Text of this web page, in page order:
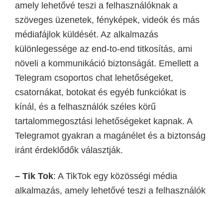
amely lehetővé teszi a felhasználóknak a
szöveges üzenetek, fényképek, videók és más
médiafájlok küldését. Az alkalmazás
különlegessége az end-to-end titkosítás, ami
növeli a kommunikáció biztonságát. Emellett a
Telegram csoportos chat lehetőségeket,
csatornákat, botokat és egyéb funkciókat is
kínál, és a felhasználók széles körű
tartalommegosztási lehetőségeket kapnak. A
Telegramot gyakran a magánélet és a biztonság
iránt érdeklődők választják.
– Tik Tok: A TikTok egy közösségi média
alkalmazás, amely lehetővé teszi a felhasználók